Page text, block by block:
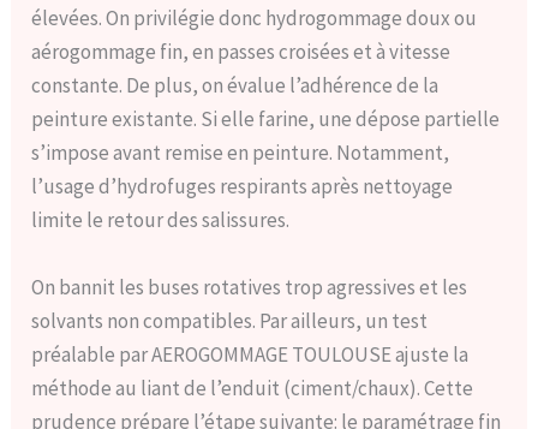
élevées. On privilégie donc hydrogommage doux ou
aérogommage fin, en passes croisées et à vitesse
constante. De plus, on évalue l’adhérence de la
peinture existante. Si elle farine, une dépose partielle
s’impose avant remise en peinture. Notamment,
l’usage d’hydrofuges respirants après nettoyage
limite le retour des salissures.
On bannit les buses rotatives trop agressives et les
solvants non compatibles. Par ailleurs, un test
préalable par AEROGOMMAGE TOULOUSE ajuste la
méthode au liant de l’enduit (ciment/chaux). Cette
prudence prépare l’étape suivante: le paramétrage fin